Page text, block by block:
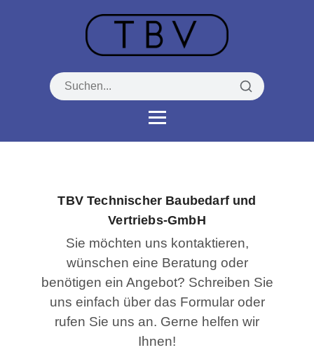
TBV Technischer Baubedarf und
Vertriebs-GmbH
Sie möchten uns kontaktieren,
wünschen eine Beratung oder
benötigen ein Angebot? Schreiben Sie
uns einfach über das Formular oder
rufen Sie uns an. Gerne helfen wir
Ihnen!